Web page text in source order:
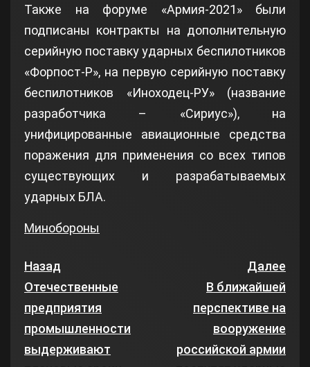
Также на форуме «Армия-2021» были
подписаны контракты на дополнительную
серийную поставку ударных беспилотников
«Форпост-Р», на первую серийную поставку
беспилотников «Иноходец-РУ» (название
разработчика – «Сириус»), на
унифицированные авиационные средства
поражения для применения со всех типов
существующих и разрабатываемых
ударных БЛА.
Минобороны
Назад
Отечественные
предприятия
промышленности
выдерживают
Далее
В ближайшей
перспективе на
вооружение
российской армии